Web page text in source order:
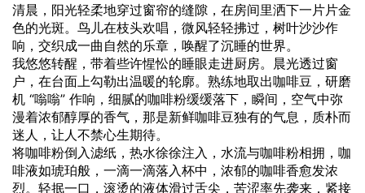
清晨，阳光轻柔地穿过窗帘的缝隙，在房间里洒下一片片金
色的光斑。鸟儿在枝头欢唱，微风轻轻拂过，树叶沙沙作
响，交织成一曲自然的乐章，唤醒了沉睡的世界。
我悠悠转醒，带着些许惺忪的睡眼走进厨房。晨光透过窗
户，在台面上勾勒出温暖的轮廓。熟练地取出咖啡豆，研磨
机 “嗡嗡” 作响，细腻的咖啡粉缓缓落下，瞬间，空气中弥
漫着浓郁醇厚的香气，那是新鲜咖啡豆独有的气息，质朴而
迷人，让人不禁心生期待。
将咖啡粉倒入滤纸，热水徐徐注入，水流与咖啡粉相拥，咖
啡液如琥珀般，一滴一滴落入杯中，浓郁的咖啡香愈发浓
烈。轻抿一口，滚烫的液体滑过舌尖，苦涩率先袭来，紧接